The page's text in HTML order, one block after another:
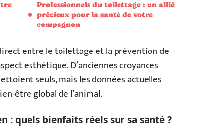
Professionnels du toilettage : un allié
précieux pour la santé de votre
compagnon
entre le toilettage et la prévention de
esthétique. D’anciennes croyances
seuls, mais les données actuelles
être global de l’animal.
: quels bienfaits réels sur sa santé ?